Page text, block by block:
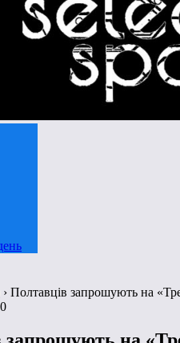
› Полтавців запрошують на